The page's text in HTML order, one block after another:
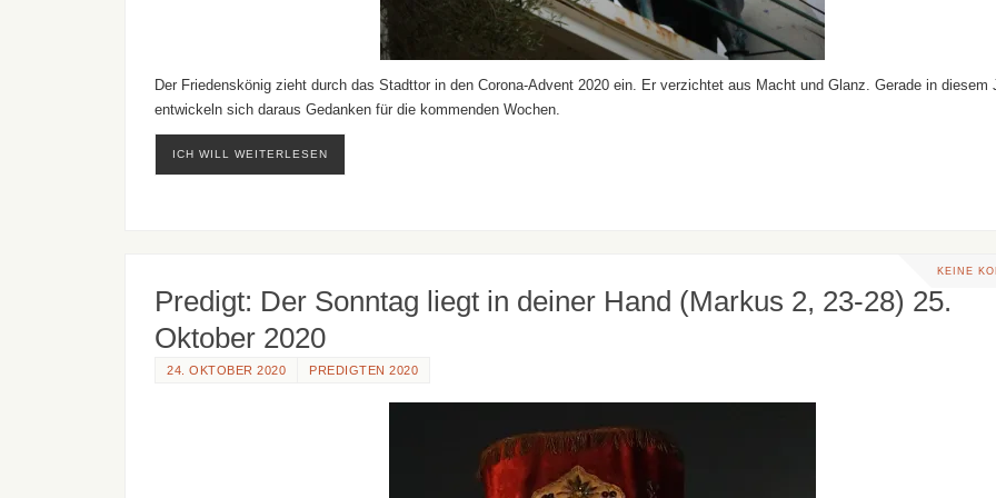
Der Friedenskönig zieht durch das Stadttor in den Corona-Advent 2020 ein. Er verzichtet aus Macht und Glanz. Gerade in diesem
entwickeln sich daraus Gedanken für die kommenden Wochen.
ICH WILL WEITERLESEN
KEINE
Predigt: Der Sonntag liegt in deiner Hand (Markus 2, 23-28) 25.
Oktober 2020
24. OKTOBER 2020 PREDIGTEN 2020